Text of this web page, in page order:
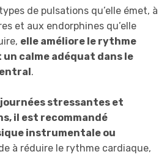
de pulsations qu’elle émet, à
et aux endorphines qu’elle
elle améliore le rythme
calme adéquat dans le
.
journées stressantes et
il est recommandé
instrumentale ou
à réduire le rythme cardiaque,